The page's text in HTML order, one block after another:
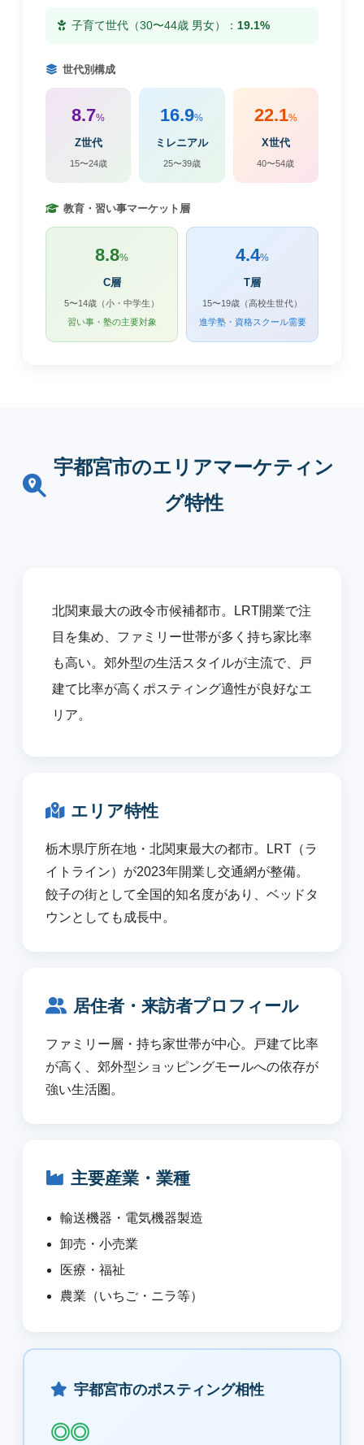
子育て世代（30〜44歳 男女）： 19.1%
世代別構成
8.7%
Z世代
15〜24歳
16.9%
ミレニアル
25〜39歳
22.1%
X世代
40〜54歳
教育・習い事マーケット層
8.8%
C層
5〜14歳（小・中学生）
習い事・塾の主要対象
4.4%
T層
15〜19歳（高校生世代）
進学塾・資格スクール需要
宇都宮市のエリアマーケティン
グ特性
北関東最大の政令市候補都市。LRT開業で注
目を集め、ファミリー世帯が多く持ち家比率
も高い。郊外型の生活スタイルが主流で、戸
建て比率が高くポスティング適性が良好なエ
リア。
エリア特性
栃木県庁所在地・北関東最大の都市。LRT（ラ
イトライン）が2023年開業し交通網が整備。
餃子の街として全国的知名度があり、ベッドタ
ウンとしても成長中。
居住者・来訪者プロフィール
ファミリー層・持ち家世帯が中心。戸建て比率
が高く、郊外型ショッピングモールへの依存が
強い生活圏。
主要産業・業種
輸送機器・電気機器製造
卸売・小売業
医療・福祉
農業（いちご・ニラ等）
宇都宮市のポスティング相性
◎◎